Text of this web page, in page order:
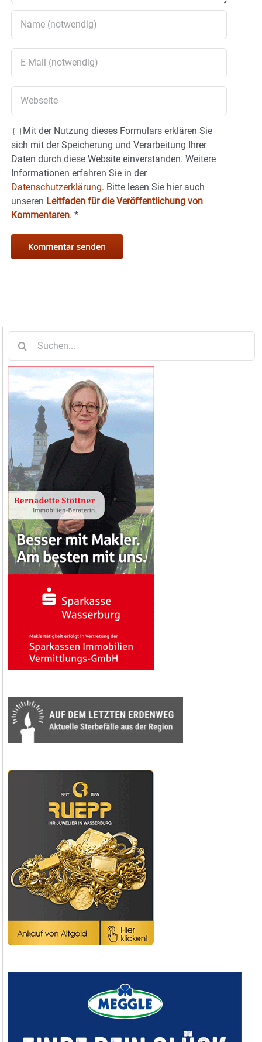
Mit der Nutzung dieses Formulars erklären Sie
sich mit der Speicherung und Verarbeitung Ihrer
Daten durch diese Website einverstanden. Weitere
Informationen erfahren Sie in der
Datenschutzerklärung. Bitte lesen Sie hier auch
unseren Leitfaden für die Veröffentlichung von
Kommentaren. *
nach: